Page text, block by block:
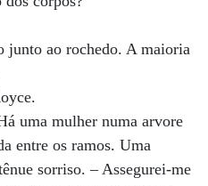
junto ao rochedo. A maioria
uma mulher numa arvore
entre os ramos. Uma
sorriso. – Assegurei-me